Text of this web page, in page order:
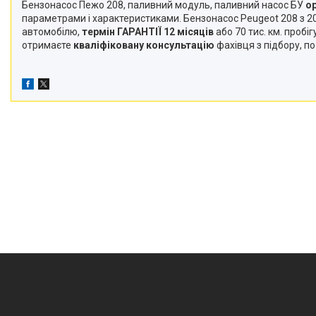
Бензонасос Пежо 208, паливний модуль, паливний насос БУ
параметрами і характеристиками. Бензонасос Peugeot 208 з
автомобілю, термін ГАРАНТІЇ 12 місяцівабо 70 тис. км.
отримаєте кваліфіковану консультацію фахівця з підбору,